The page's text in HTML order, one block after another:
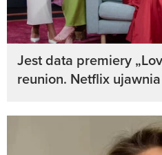
Jest data premiery
reunion. Netflix